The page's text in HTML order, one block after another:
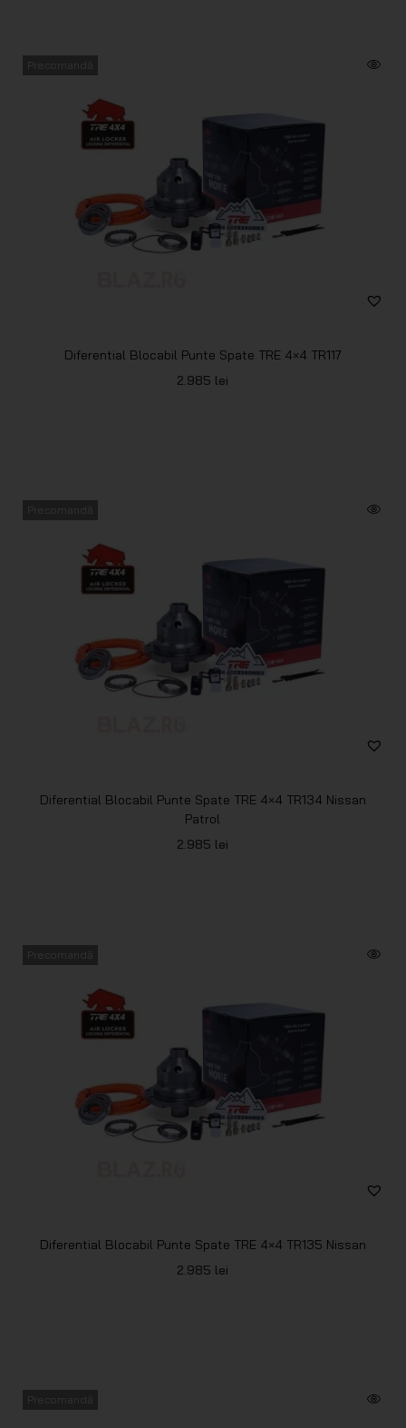
Precomandă
Diferential Blocabil Punte Spate TRE 4×4 TR117
2.985 lei
Precomandă
Diferential Blocabil Punte Spate TRE 4×4 TR134 Nissan
Patrol
2.985 lei
Precomandă
Diferential Blocabil Punte Spate TRE 4×4 TR135 Nissan
2.985 lei
Precomandă